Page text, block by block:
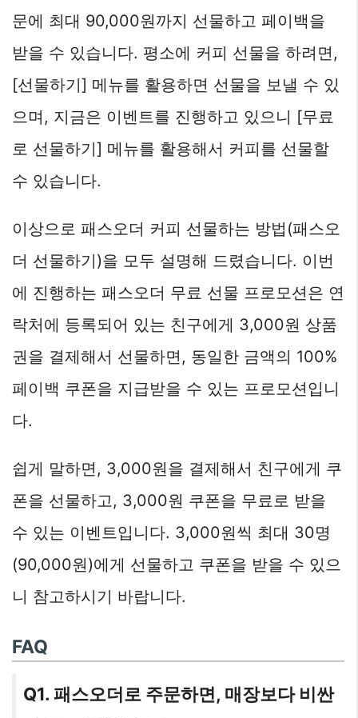
문에 최대 90,000원까지 선물하고 페이백을
받을 수 있습니다. 평소에 커피 선물을 하려면,
[선물하기] 메뉴를 활용하면 선물을 보낼 수 있
으며, 지금은 이벤트를 진행하고 있으니 [무료
로 선물하기] 메뉴를 활용해서 커피를 선물할
수 있습니다.
이상으로 패스오더 커피 선물하는 방법(패스오
더 선물하기)을 모두 설명해 드렸습니다. 이번
에 진행하는 패스오더 무료 선물 프로모션은 연
락처에 등록되어 있는 친구에게 3,000원 상품
권을 결제해서 선물하면, 동일한 금액의 100%
페이백 쿠폰을 지급받을 수 있는 프로모션입니
다.
쉽게 말하면, 3,000원을 결제해서 친구에게 쿠
폰을 선물하고, 3,000원 쿠폰을 무료로 받을
수 있는 이벤트입니다. 3,000원씩 최대 30명
(90,000원)에게 선물하고 쿠폰을 받을 수 있으
니 참고하시기 바랍니다.
FAQ
Q1. 패스오더로 주문하면, 매장보다 비싼